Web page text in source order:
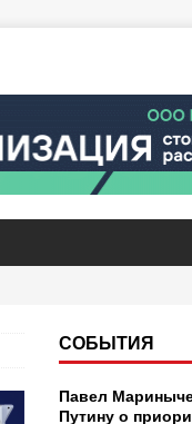
СОБЫТИЯ
Павел
Путину о